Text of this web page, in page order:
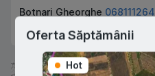
Botnari Gheorghe 068111264
Agent imobiliar
Oferta Săptămânii
Hot